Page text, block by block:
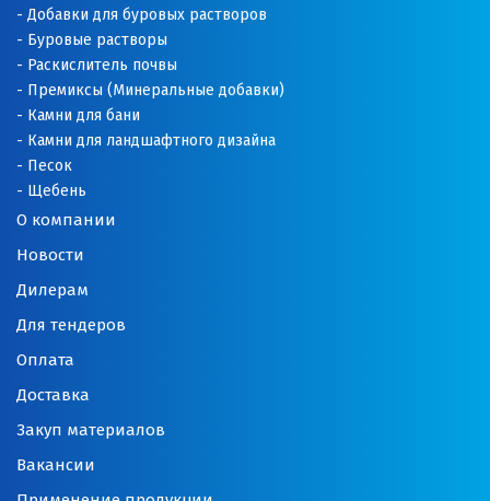
О компании
Новости
Дилерам
Для тендеров
Оплата
Доставка
Закуп материалов
Вакансии
Добавки для буровых растворов
Буровые растворы
Раскислитель почвы
Премиксы (Минеральные добавки)
Камни для бани
Камни для ландшафтного дизайна
Песок
Щебень